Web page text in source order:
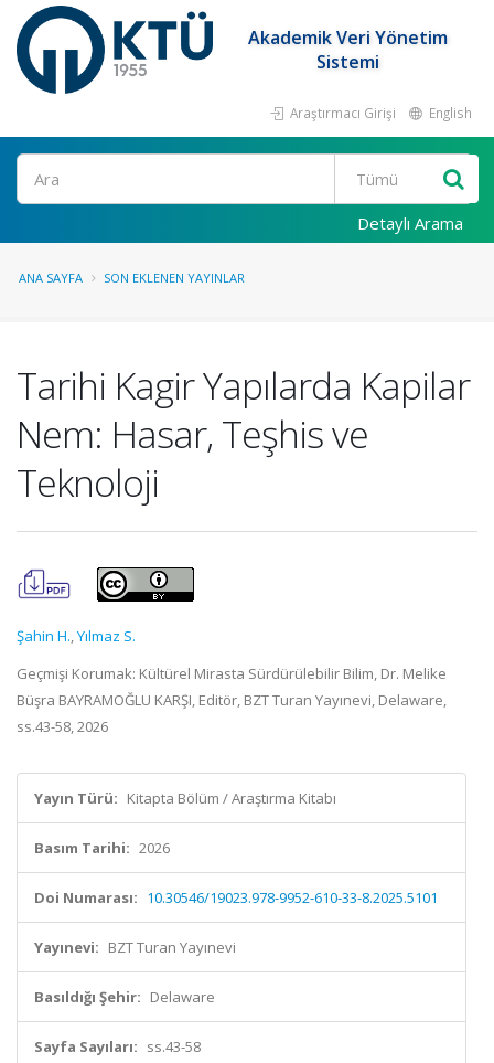
Akademik Veri Yönetim
Sistemi
Araştırmacı Girişi English
Ara
Detaylı Arama
ANA SAYFA SON EKLENEN YAYINLAR
Tarihi Kagir Yapılarda Kapilar
Nem: Hasar, Teşhis ve
Teknoloji
Şahin H.,Yılmaz S.
Geçmişi Korumak: Kültürel Mirasta Sürdürülebilir Bilim, Dr. Melike
Büşra BAYRAMOĞLU KARŞI, Editör, BZT Turan Yayınevi, Delaware,
ss.43-58, 2026
Yayın Türü: Kitapta Bölüm / Araştırma Kitabı
Basım Tarihi: 2026
Doi Numarası: 10.30546/19023.978-9952-610-33-8.2025.5101
Yayınevi: BZT Turan Yayınevi
Basıldığı Şehir: Delaware
Sayfa Sayıları: ss.43-58